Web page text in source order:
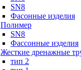
SN8
Фасонные изделия
Полимер
SN8
Фассонные изделия
Жесткие дренажные
тип 2